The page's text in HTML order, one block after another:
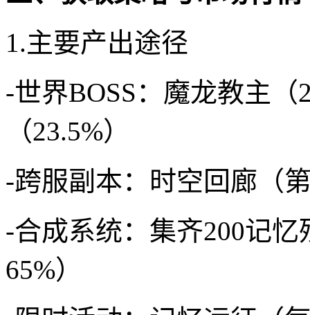
1.主要产出途径
-世界BOSS：魔龙教主
（23.5%）
-跨服副本：时空回廊（
-合成系统：集齐200记
65%）